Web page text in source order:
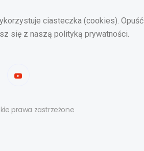
ciasteczka (cookies). Opuść
się z naszą polityką prywatności.
prawa zastrzeżone